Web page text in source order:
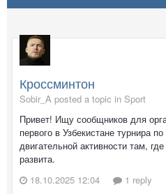
Кроссминтон
Sobir_A posted a topic in Sport
Привет! Ищу сообщников для
первого в Узбекистане турнира
двигательной активности там,
развита.
18.10.2025 12:04
1 reply